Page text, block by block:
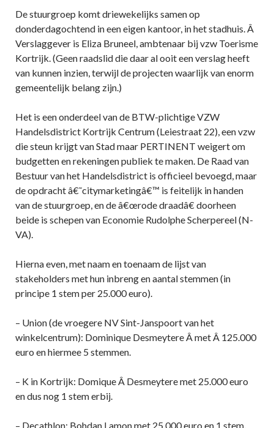
De stuurgroep komt driewekelijks samen op
donderdagochtend in een eigen kantoor, in het stadhuis. Â
Verslaggever is Eliza Bruneel, ambtenaar bij vzw Toerisme
Kortrijk. (Geen raadslid die daar al ooit een verslag heeft
van kunnen inzien, terwijl de projecten waarlijk van enorm
gemeentelijk belang zijn.)
Het is een onderdeel van de BTW-plichtige VZW
Handelsdistrict Kortrijk Centrum (Leiestraat 22), een vzw
die steun krijgt van Stad maar PERTINENT weigert om
budgetten en rekeningen publiek te maken. De Raad van
Bestuur van het Handelsdistrict is officieel bevoegd, maar
de opdracht â€˜citymarketingâ€™ is feitelijk in handen
van de stuurgroep, en de â€œrode draadâ€ doorheen
beide is schepen van Economie Rudolphe Scherpereel (N-
VA).
Hierna even, met naam en toenaam de lijst van
stakeholders met hun inbreng en aantal stemmen (in
principe 1 stem per 25.000 euro).
– Union (de vroegere NV Sint-Janspoort van het
winkelcentrum): Dominique Desmeytere Â met Â 125.000
euro en hiermee 5 stemmen.
– K in Kortrijk: Domique Â Desmeytere met 25.000 euro
en dus nog 1 stem erbij.
– Decathlon: Bohdan Lamon met 25.000 euro en 1 stem.